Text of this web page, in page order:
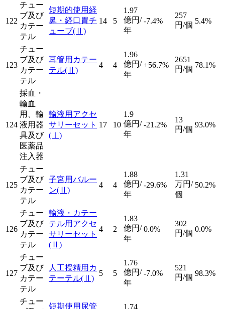
122
チュー
ブ及び
カテー
テル
短期的使用経
鼻・経口胃チ
ューブ(Ⅱ)
14 5
1.97
億円/
年
-7.4%
257
円/個 5.4%
123
チュー
ブ及び
カテー
テル
耳管用カテー
テル(Ⅱ)
4 4
1.96
億円/
年
+56.7%
2651
円/個 78.1%
124
採血・
輸血
用、輸
液用器
具及び
医薬品
注入器
輸液用アクセ
サリーセット
(Ⅰ)
17 10
1.9
億円/
年
-21.2%
13
円/個
93.0%
125
チュー
ブ及び
カテー
テル
子宮用バルー
ン(Ⅱ)
4 4
1.88
億円/
年
-29.6%
1.31
万円/
個
50.2%
126
チュー
ブ及び
カテー
テル
輸液・カテー
テル用アクセ
サリーセット
(Ⅱ)
4 2
1.83
億円/
年
0.0%
302
円/個 0.0%
127
チュー
ブ及び
カテー
テル
人工授精用カ
テーテル(Ⅱ)
5 5
1.76
億円/
年
-7.0%
521
円/個 98.3%
チュー
短期使用尿管
1.74